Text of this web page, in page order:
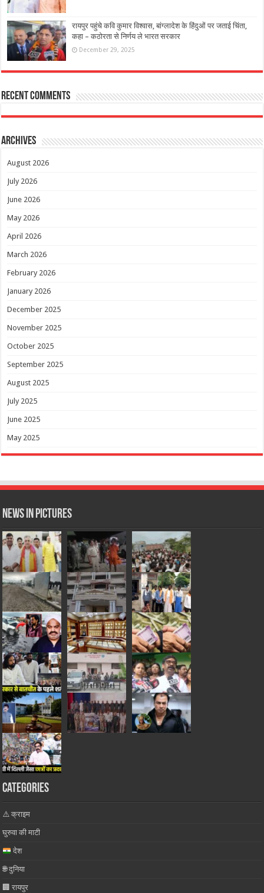
रायपुर पहुंचे कवि कुमार विश्वास, बांग्लादेश के हिंदुओं पर जताई चिंता,
कहा – कठोरता से निर्णय ले भारत सरकार
December 29, 2025
Recent Comments
Archives
August 2026
July 2026
June 2026
May 2026
April 2026
March 2026
February 2026
January 2026
December 2025
November 2025
October 2025
September 2025
August 2025
July 2025
June 2025
May 2025
News in Pictures
Categories
⚠️ क्राइम
घुरुवा की माटी
देश
🌐 दुनिया
🏢 रायपुर